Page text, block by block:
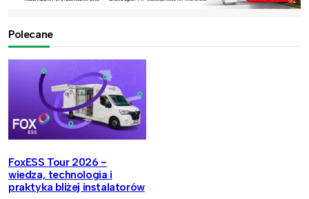
Polecane
FoxESS Tour 2026 -
wiedza, technologia i
praktyka bliżej instalatorów